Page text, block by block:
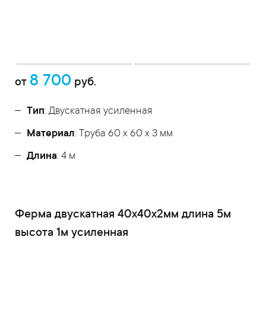
от 8 700 руб.
Тип: Двускатная усиленная
Материал: Труба 60 x 60 x 3 мм
Длина: 4 м
Ферма двускатная 40x40x2мм длина 5м
высота 1м усиленная